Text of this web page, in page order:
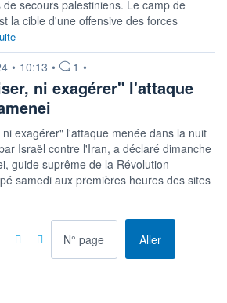
secours palestiniens. Le camp de
la cible d'une offensive des forces
• 10:13 • 1 •
ni exagérer" l'attaque
exagérer" l'attaque menée dans la nuit
Israël contre l'Iran, a déclaré dimanche
guide suprême de la Révolution
samedi aux premières heures des sites
Allerà la page